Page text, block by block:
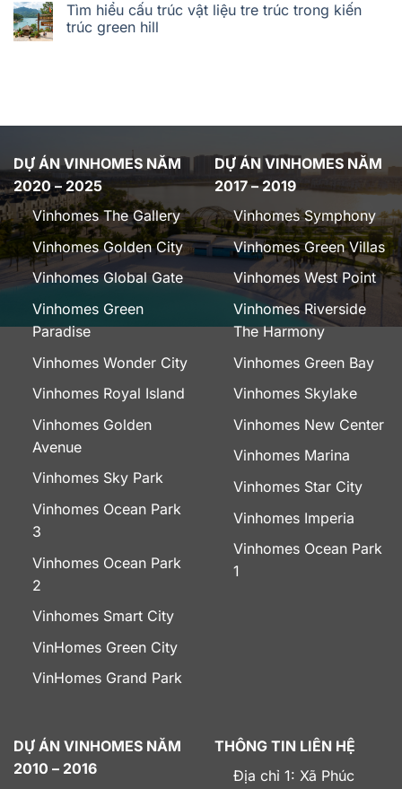
Tìm hiểu cấu trúc vật liệu tre trúc trong kiến
trúc green hill
DỰ ÁN VINHOMES NĂM
2020 – 2025
Vinhomes The Gallery
Vinhomes Golden City
Vinhomes Global Gate
Vinhomes Green
Paradise
Vinhomes Wonder City
Vinhomes Royal Island
Vinhomes Golden
Avenue
Vinhomes Sky Park
Vinhomes Ocean Park
3
Vinhomes Ocean Park
2
Vinhomes Smart City
VinHomes Green City
VinHomes Grand Park
DỰ ÁN VINHOMES NĂM
2017 – 2019
Vinhomes Symphony
Vinhomes Green Villas
Vinhomes West Point
Vinhomes Riverside
The Harmony
Vinhomes Green Bay
Vinhomes Skylake
Vinhomes New Center
Vinhomes Marina
Vinhomes Star City
Vinhomes Imperia
Vinhomes Ocean Park
1
DỰ ÁN VINHOMES NĂM
2010 – 2016
THÔNG TIN LIÊN HỆ
Địa chỉ 1: Xã Phúc